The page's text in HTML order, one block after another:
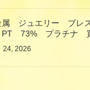
属 ジュエリー ブレ
73% プラチナ
24, 2026